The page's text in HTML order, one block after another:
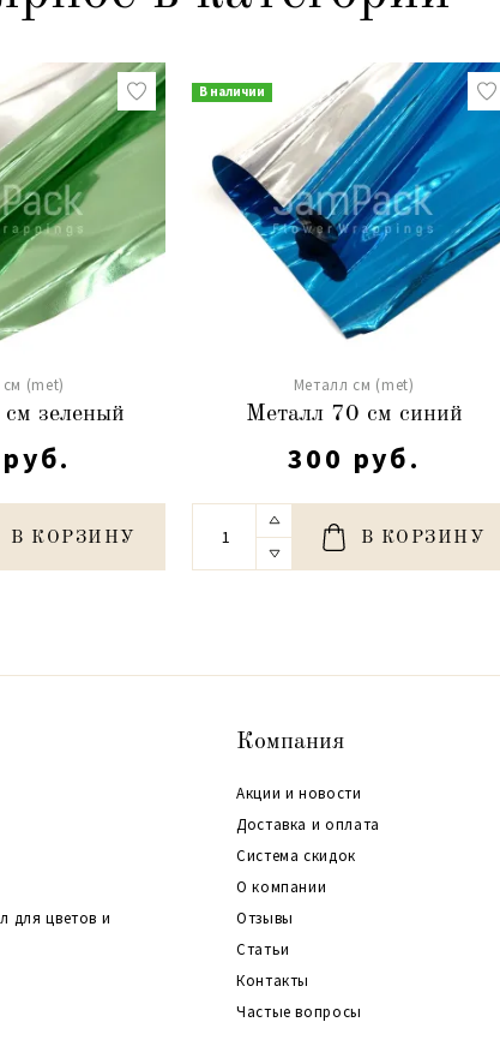
(met)
зеленый
В КОРЗИНУ
В наличии
Металл см (met)
Металл 70 см синий
300 руб.
В КОРЗИНУ
для цветов и
Компания
Акции и новости
Доставка и оплата
Система скидок
О компании
Отзывы
Статьи
Контакты
Частые вопросы